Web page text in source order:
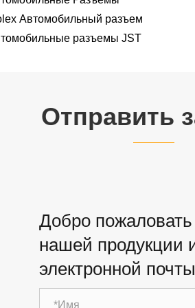
Автомобильный разъем
разъемы JST
Отправить
Добро
нашей продукции
электронной